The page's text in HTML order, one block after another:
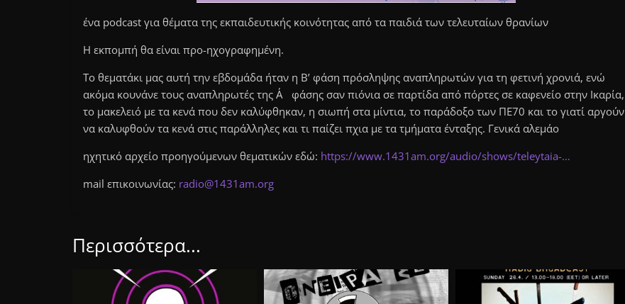
ένα podcast για θέματα της εκπαιδευτικής κοινότητας από τα παιδιά των τελευταίων θρανίων
Η εκπομπή θα είναι προ-ηχογραφημένη.
Το θεματάκι μας αυτή την εβδομάδα ήταν η Β’ φάση πρόσληψης αναπληρωτών για τη φετινή χρονιά, ενώ
ακόμα κουνάνε τους αναπληρωτές της Α΄ φάσης σαν πιόνια σε παρτίδα από πόρτες σε καφενείο στην Ικαρία,
το μακελειό με τα κενά που δεν καλύφθηκαν, η σιωπή στα μίντια, το παράδοξο των ΠΕ70 και το γιατί αργούν
να καλυφθούν τα κενά στις παράλληλες και τι παίζει πχια με τα τμήματα ένταξης. Γενικά αλεμάο
ηχητικό αρχείο προηγούμενων θεματικών εδώ: https://www.1431am.org/audio/shows/teleytaia-…
mail επικοινωνίας: radio@1431am.org
Περισσότερα...